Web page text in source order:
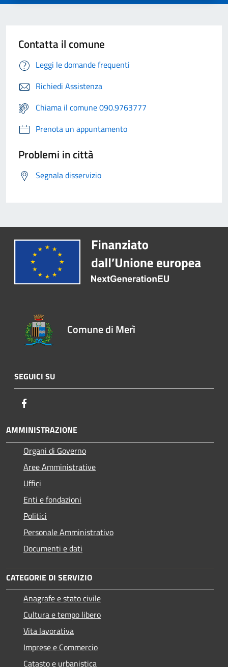
Contatta il comune
Leggi le domande frequenti
Richiedi Assistenza
Chiama il comune 090.9763777
Prenota un appuntamento
Problemi in città
Segnala disservizio
Comune di Merì
SEGUICI SU
AMMINISTRAZIONE
Organi di Governo
Aree Amministrative
Uffici
Enti e fondazioni
Politici
Personale Amministrativo
Documenti e dati
CATEGORIE DI SERVIZIO
Anagrafe e stato civile
Cultura e tempo libero
Vita lavorativa
Imprese e Commercio
Catasto e urbanistica